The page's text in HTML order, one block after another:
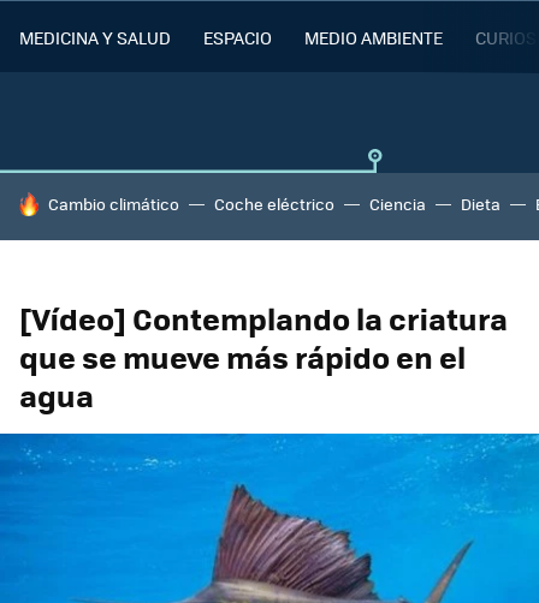
MEDICINA Y SALUD ESPACIO MEDIO AMBIENTE
HOY SE HABLA DE
Cambio climático Coche eléctrico Ciencia Dieta
[Vídeo] Contemplando la criatura
que se mueve más rápido en el
agua